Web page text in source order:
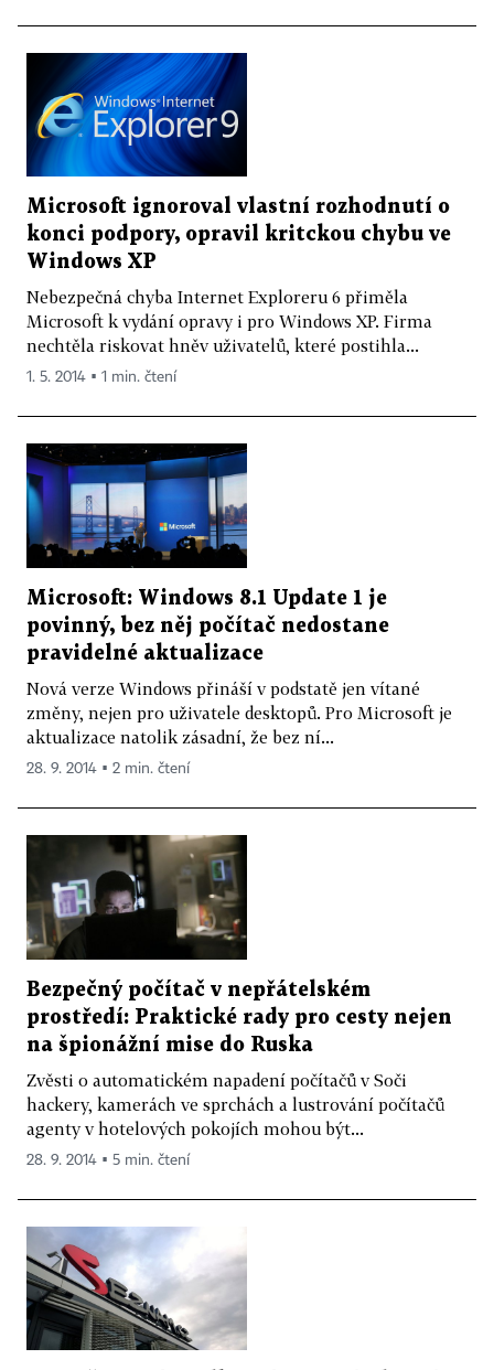
Microsoft ignoroval vlastní rozhodnutí o
konci podpory, opravil kritckou chybu ve
Windows XP
Nebezpečná chyba Internet Exploreru 6 přiměla
Microsoft k vydání opravy i pro Windows XP. Firma
nechtěla riskovat hněv uživatelů, které postihla...
1. 5. 2014 ▪ 1 min. čtení
Microsoft: Windows 8.1 Update 1 je
povinný, bez něj počítač nedostane
pravidelné aktualizace
Nová verze Windows přináší v podstatě jen vítané
změny, nejen pro uživatele desktopů. Pro Microsoft je
aktualizace natolik zásadní, že bez ní...
28. 9. 2014 ▪ 2 min. čtení
Bezpečný počítač v nepřátelském
prostředí: Praktické rady pro cesty nejen
na špionážní mise do Ruska
Zvěsti o automatickém napadení počítačů v Soči
hackery, kamerách ve sprchách a lustrování počítačů
agenty v hotelových pokojích mohou být...
28. 9. 2014 ▪ 5 min. čtení